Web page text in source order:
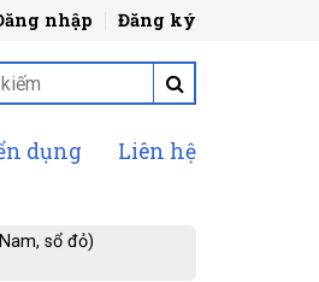
nhập Đăng ký
dụng Liên hệ
sổ đỏ)